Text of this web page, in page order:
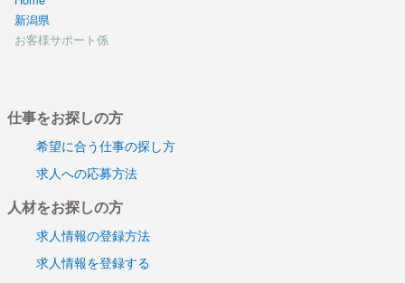
新潟県
お客様サポート係
仕事をお探しの方
希望に合う仕事の探し方
求人への応募方法
人材をお探しの方
求人情報の登録方法
求人情報を登録する